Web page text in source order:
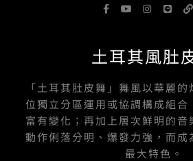
a
o
o
f
o
b
e
n
g
r
i i
土耳其風肚
「土耳其肚皮舞」舞風以華麗
位獨立分區運用或協調構成組合
富有變化；再加上層次鮮明的音
動作俐落分明、爆發力強，而成
最大特色。